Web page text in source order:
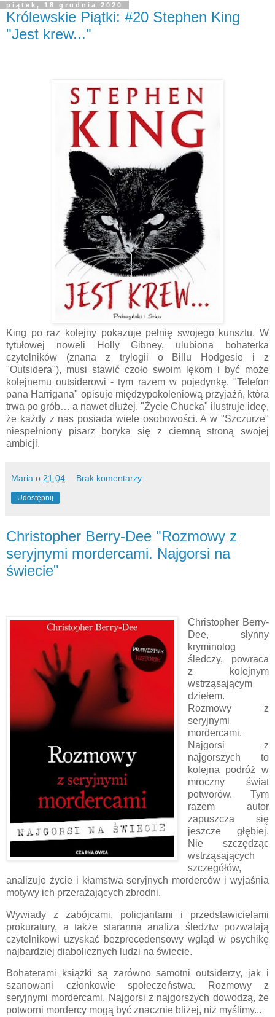
piątek, 18 grudnia 2020
Królewskie Piątki: #20 Stephen King
"Jest krew..."
King po raz kolejny pokazuje pełnię swojego kunsztu. W
tytułowej noweli Holly Gibney, ulubiona bohaterka
czytelników (znana z trylogii o Billu Hodgesie i z
"Outsidera"), musi stawić czoło swoim lękom i być może
kolejnemu outsiderowi - tym razem w pojedynkę. "Telefon
pana Harrigana" opisuje międzypokoleniową przyjaźń, która
trwa po grób… a nawet dłużej. "Życie Chucka" ilustruje ideę,
że każdy z nas posiada wiele osobowości. A w "Szczurze"
niespełniony pisarz boryka się z ciemną stroną swojej
ambicji.
Maria o 21:04 Brak komentarzy:
Udostępnij
Christopher Berry-Dee "Rozmowy z
seryjnymi mordercami. Najgorsi na
świecie"
Christopher Berry-
Dee, słynny
kryminolog
śledczy, powraca
z kolejnym
wstrząsającym
dziełem.
Rozmowy z
seryjnymi
mordercami.
Najgorsi z
najgorszych to
kolejna podróż w
mroczny świat
potworów. Tym
razem autor
zapuszcza się
jeszcze głębiej.
Nie szczędząc
wstrząsających
szczegółów,
analizuje życie i kłamstwa seryjnych morderców i wyjaśnia
motywy ich przerażających zbrodni.
Wywiady z zabójcami, policjantami i przedstawicielami
prokuratury, a także staranna analiza śledztw pozwalają
czytelnikowi uzyskać bezprecedensowy wgląd w psychikę
najbardziej diabolicznych ludzi na świecie.
Bohaterami książki są zarówno samotni outsiderzy, jak i
szanowani członkowie społeczeństwa. Rozmowy z
seryjnymi mordercami. Najgorsi z najgorszych dowodzą, że
potworni mordercy mogą być znacznie bliżej, niż myślimy...